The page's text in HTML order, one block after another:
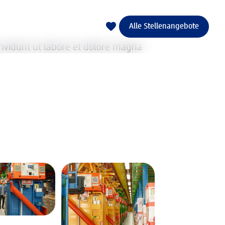
Alle Stellenangebote
ut labore et dolore magna